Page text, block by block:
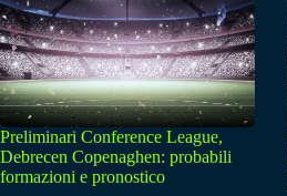
Preliminari Conference League,
Debrecen Copenaghen: probabili
formazioni e pronostico